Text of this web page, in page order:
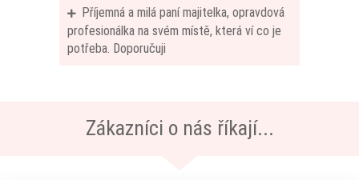
Příjemná a milá paní majitelka, opravdová
profesionálka na svém místě, která ví co je
potřeba. Doporučuji
Zákazníci o nás říkají...